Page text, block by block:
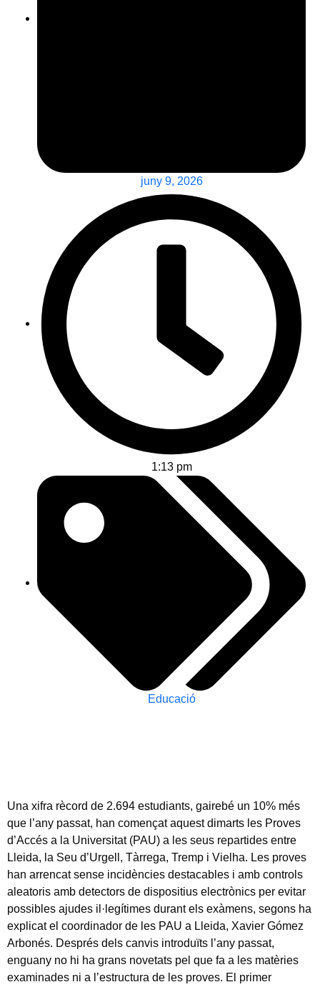
juny 9, 2026
1:13 pm
Educació
Una xifra rècord de 2.694 estudiants, gairebé un 10% més
que l’any passat, han començat aquest dimarts les Proves
d’Accés a la Universitat (PAU) a les seus repartides entre
Lleida, la Seu d’Urgell, Tàrrega, Tremp i Vielha. Les proves
han arrencat sense incidències destacables i amb controls
aleatoris amb detectors de dispositius electrònics per evitar
possibles ajudes il·legítimes durant els exàmens, segons ha
explicat el coordinador de les PAU a Lleida, Xavier Gómez
Arbonés. Després dels canvis introduïts l’any passat,
enguany no hi ha grans novetats pel que fa a les matèries
examinades ni a l’estructura de les proves. El primer